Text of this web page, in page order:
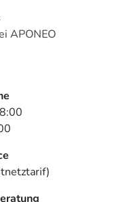
APONEO